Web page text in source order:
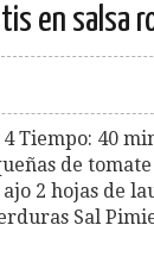
en salsa
Tiempo: 40
de
2 hojas de
Sal